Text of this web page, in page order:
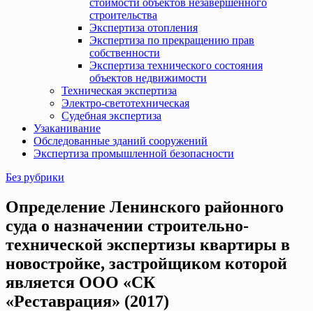
стоимости объектов незавершённого
строительства
Экспертиза отопления
Экспертиза по прекращению прав
собственности
Экспертиза технического состояния
объектов недвижимости
Техническая экспертиза
Электро-светотехническая
Судебная экспертиза
Узаканивание
Обследованные зданий сооружений
Экспертиза промышленной безопасности
Без рубрики
Определение Ленинского районного
суда о назначении строительно-
технической экспертизы квартиры в
новостройке, застройщиком которой
является ООО «СК
«Реставрация» (2017)